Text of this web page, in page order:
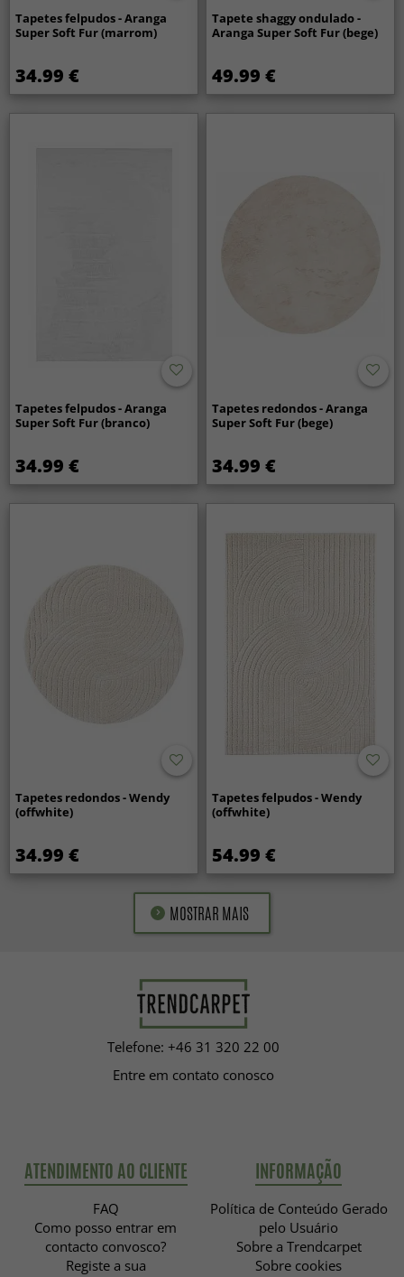
Tapetes felpudos - Aranga
Super Soft Fur (marrom)
34.99 €
Tapete shaggy ondulado -
Aranga Super Soft Fur (bege)
49.99 €
Tapetes felpudos - Aranga
Super Soft Fur (branco)
34.99 €
Tapetes redondos - Aranga
Super Soft Fur (bege)
34.99 €
Tapetes redondos - Wendy
(offwhite)
34.99 €
Tapetes felpudos - Wendy
(offwhite)
54.99 €
MOSTRAR MAIS
Telefone: +46 31 320 22 00
Entre em contato conosco
ATENDIMENTO AO CLIENTE
FAQ
Como posso entrar em
contacto convosco?
Registe a sua
INFORMAÇÃO
Política de Conteúdo Gerado
pelo Usuário
Sobre a Trendcarpet
Sobre cookies